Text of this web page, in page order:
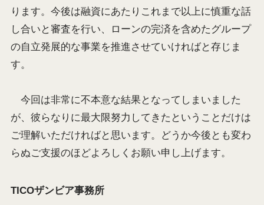
ります。今後は融資にあたりこれまで以上に慎重な話
し合いと審査を行い、ローンの完済を含めたグループ
の自立発展的な事業を推進させていければと存じま
す。
今回は非常に不本意な結果となってしまいました
が、彼らなりに最大限努力してきたということだけは
ご理解いただければと思います。どうか今後とも変わ
らぬご支援のほどよろしくお願い申し上げます。
TICOザンビア事務所